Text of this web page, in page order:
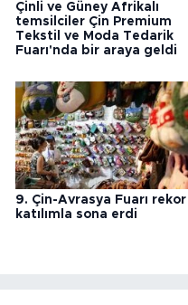
Çinli ve Güney Afrikalı
temsilciler Çin Premium
Tekstil ve Moda Tedarik
Fuarı'nda bir araya geldi
9. Çin-Avrasya Fuarı rekor
katılımla sona erdi